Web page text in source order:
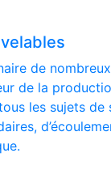
de
de la
les sujets de